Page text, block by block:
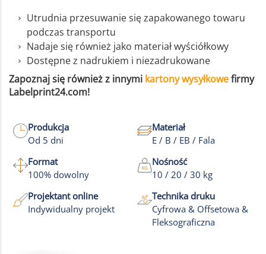
Utrudnia przesuwanie się zapakowanego towaru
podczas transportu
Nadaje się również jako materiał wyściółkowy
Dostępne z nadrukiem i niezadrukowane
Zapoznaj się również z innymi kartony wysyłkowefirmy
Labelprint24.com!
Produkcja
Od 5 dni
Materiał
E / B / EB / Fala
Format
100% dowolny
Nośność
10 / 20 / 30 kg
Projektant online
Indywidualny projekt
Technika druku
Cyfrowa & Offsetowa &
Fleksograficzna